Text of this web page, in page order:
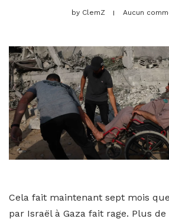
byClemZ Aucun
Cela fait maintenant sept mois
par Israël à Gaza fait rage. Plus